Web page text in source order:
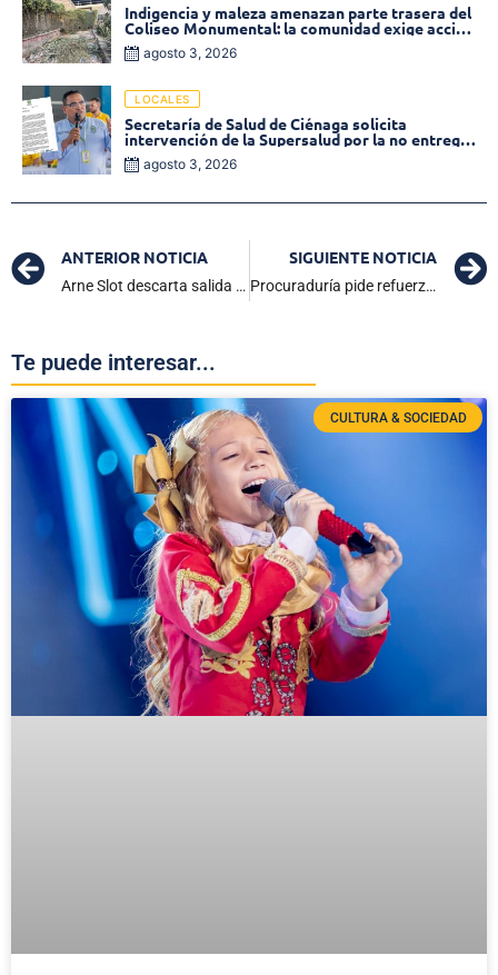
Indigencia y maleza amenazan parte trasera del
Coliseo Monumental: la comunidad exige acción
inmediata!
agosto 3, 2026
LOCALES
Secretaría de Salud de Ciénaga solicita
intervención de la Supersalud por la no entrega
de medicamentos en las EPS
agosto 3, 2026
ANTERIOR NOTICIA
Arne Slot descarta salida de Luis Díaz: «Su futuro está con nosotros en Liverpool»
SIGUIENTE NOTICIA
Procuraduría pide refuerzo estatal y protección ciudadana ante presencia de grupos armados
Te puede interesar...
CULTURA & SOCIEDAD